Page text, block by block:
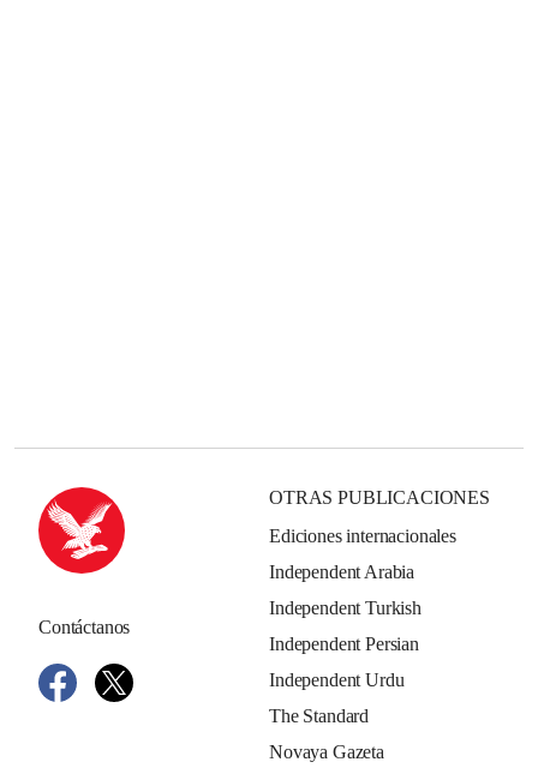
Contáctanos
OTRAS PUBLICACIONES
Ediciones internacionales
Independent Arabia
Independent Turkish
Independent Persian
Independent Urdu
The Standard
Novaya Gazeta